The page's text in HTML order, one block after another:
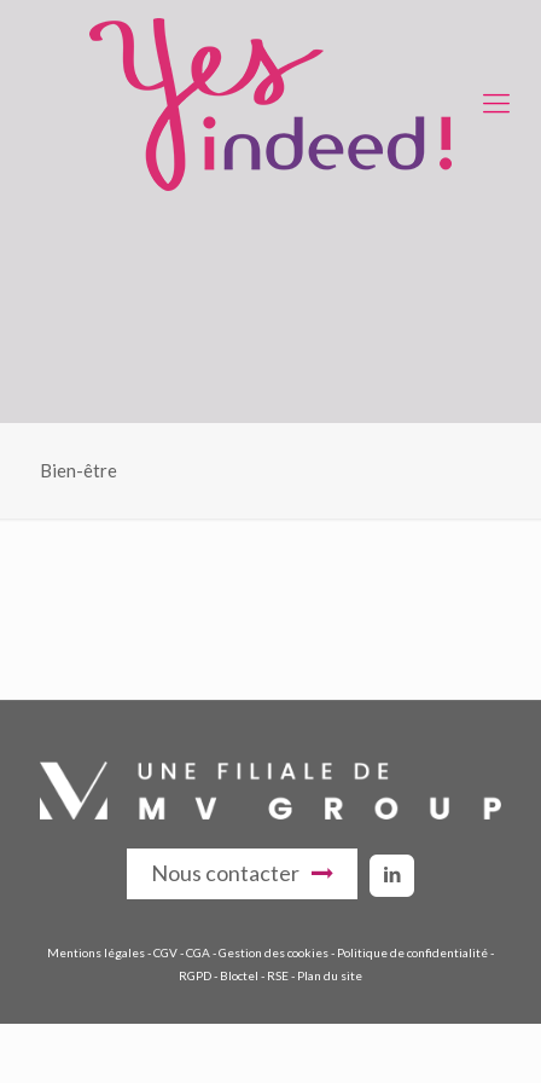
Bien-être
Nous contacter
Mentions légales-CGV-CGA-Gestion des cookies- Politique de confidentialité-
RGPD- Bloctel - RSE- Plan du site